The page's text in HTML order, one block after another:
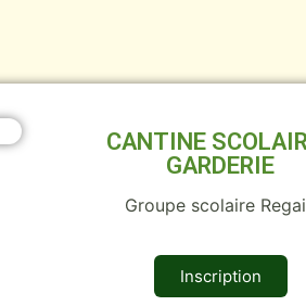
CANTINE
GARDERIE
Groupe scolaire
Inscription